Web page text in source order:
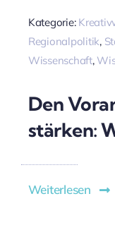
Kategorie:
Regionalpolitik,
Wissenschaft,
Den
stärken:
Weiterlesen